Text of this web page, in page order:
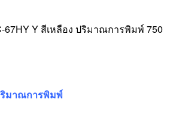
67HY Y สีเหลือง ปริมาณการพิมพ์ 750
มาณการพิมพ์